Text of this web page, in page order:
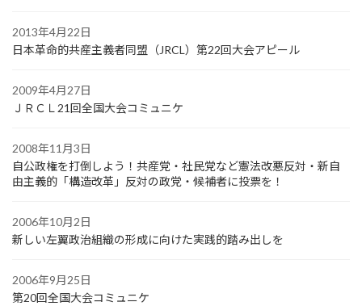
2013年4月22日
日本革命的共産主義者同盟（JRCL）第22回大会アピール
2009年4月27日
ＪＲＣＬ21回全国大会コミュニケ
2008年11月3日
自公政権を打倒しよう！共産党・社民党など憲法改悪反対・新自
由主義的「構造改革」反対の政党・候補者に投票を！
2006年10月2日
新しい左翼政治組織の形成に向けた実践的踏み出しを
2006年9月25日
第20回全国大会コミュニケ